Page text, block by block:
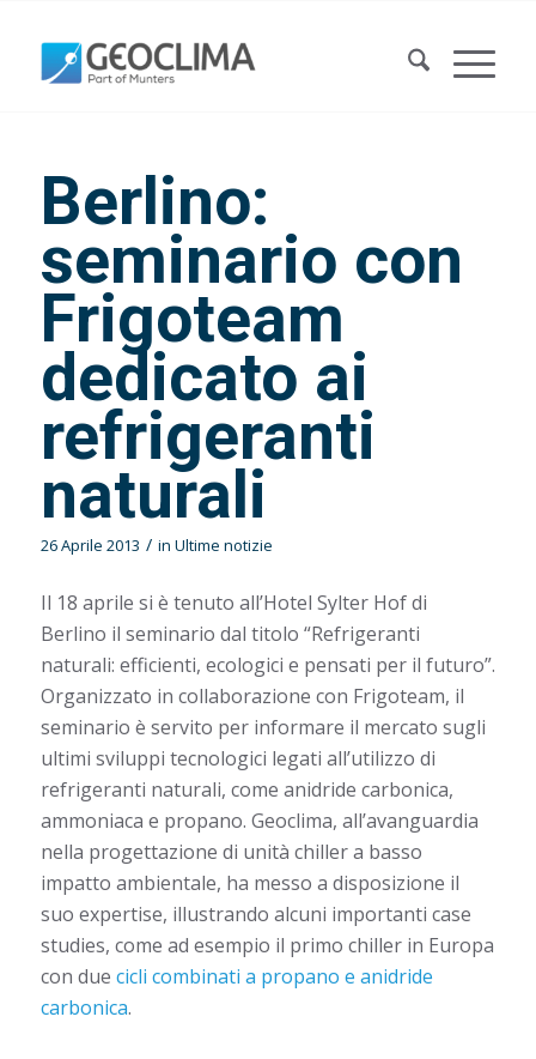
Berlino:
seminario con
Frigoteam
dedicato ai
refrigeranti
naturali
26 Aprile 2013 / in Ultime notizie
Il 18 aprile si è tenuto all’Hotel Sylter Hof di
Berlino il seminario dal titolo “Refrigeranti
naturali: efficienti, ecologici e pensati per il futuro”.
Organizzato in collaborazione con Frigoteam, il
seminario è servito per informare il mercato sugli
ultimi sviluppi tecnologici legati all’utilizzo di
refrigeranti naturali, come anidride carbonica,
ammoniaca e propano. Geoclima, all’avanguardia
nella progettazione di unità chiller a basso
impatto ambientale, ha messo a disposizione il
suo expertise, illustrando alcuni importanti case
studies, come ad esempio il primo chiller in Europa
con due cicli combinati a propano e anidride
carbonica.